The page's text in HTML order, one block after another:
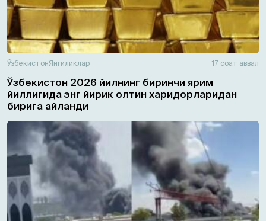
ЎзбекистонЯнгиликлар 17 соат аввал
Ўзбекистон 2026 йилнинг биринчи ярим
йиллигида энг йирик олтин харидорларидан
бирига айланди